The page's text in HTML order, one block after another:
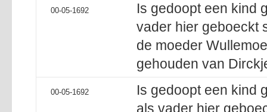
00-05-1692
Is gedoopt een kind
vader hier geboeckt
de moeder
gehouden van
00-05-1692
Is gedoopt een kind
als vader hier